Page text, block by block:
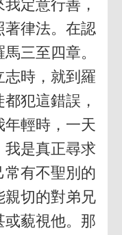
定意行善，
著律法。在認
三至四章。
志時，就到羅
犯這錯誤，
年輕時，一天
我是真正尋求
有不聖別的
親切的對弟兄
或藐視他。那